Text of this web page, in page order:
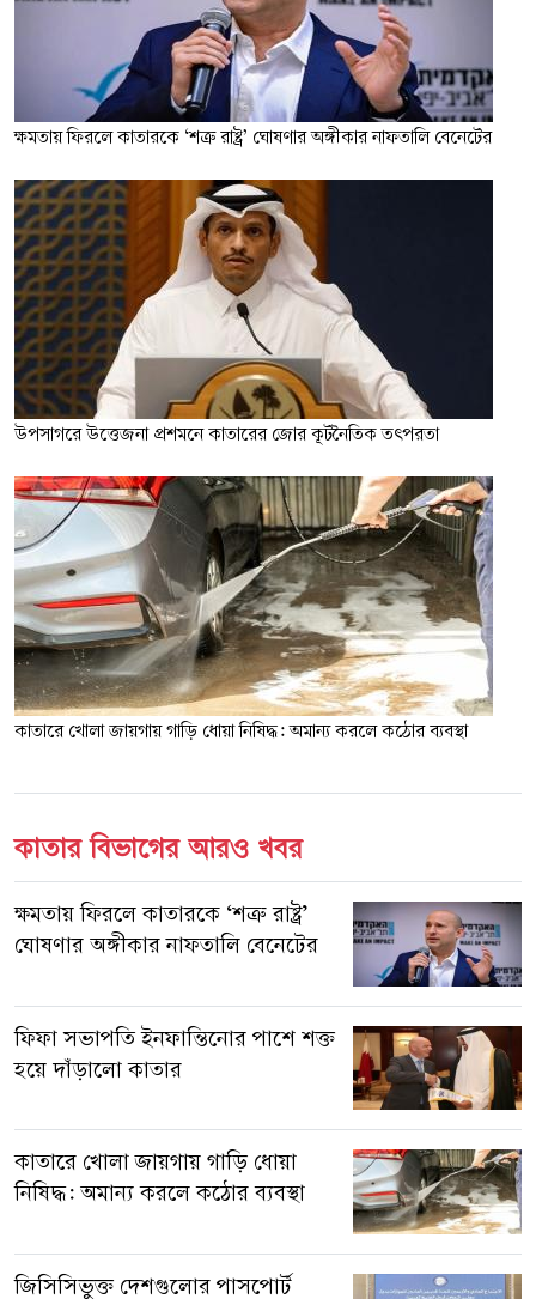
ক্ষমতায় ফিরলে কাতারকে ‘শত্রু রাষ্ট্র’ ঘোষণার অঙ্গীকার নাফতালি বেনেটের
উপসাগরে উত্তেজনা প্রশমনে কাতারের জোর কূটনৈতিক তৎপরতা
কাতারে খোলা জায়গায় গাড়ি ধোয়া নিষিদ্ধ: অমান্য করলে কঠোর ব্যবস্থা
কাতার বিভাগের আরও খবর
ক্ষমতায় ফিরলে কাতারকে ‘শত্রু রাষ্ট্র’
ঘোষণার অঙ্গীকার নাফতালি বেনেটের
ফিফা সভাপতি ইনফান্তিনোর পাশে শক্ত
হয়ে দাঁড়ালো কাতার
কাতারে খোলা জায়গায় গাড়ি ধোয়া
নিষিদ্ধ: অমান্য করলে কঠোর ব্যবস্থা
জিসিসিভুক্ত দেশগুলোর পাসপোর্ট